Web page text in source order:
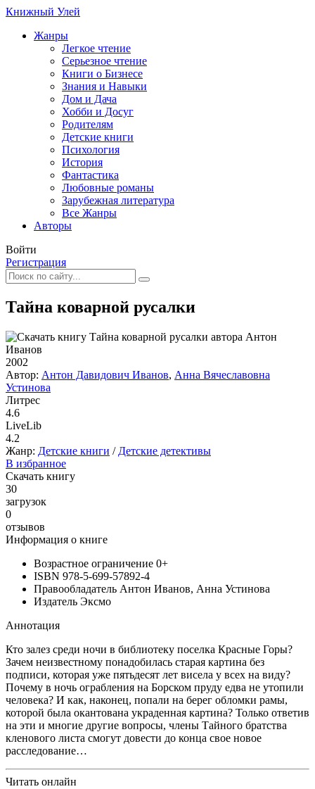
Книжный Улей
Жанры
Легкое чтение
Серьезное чтение
Книги о Бизнесе
Знания и Навыки
Дом и Дача
Хобби и Досуг
Родителям
Детские книги
Психология
История
Фантастика
Любовные романы
Зарубежная литература
Все Жанры
Авторы
Войти
Регистрация
Тайна коварной русалки
2002
Автор: Антон Давидович Иванов, Анна Вячеславовна
Устинова
Литрес
4.6
LiveLib
4.2
Жанр: Детские книги / Детские детективы
В избранное
Скачать книгу
30
загрузок
0
отзывов
Информация о книге
Возрастное ограничение 0+
ISBN 978-5-699-57892-4
Правообладатель Антон Иванов, Анна Устинова
Издатель Эксмо
Аннотация
Кто залез среди ночи в библиотеку поселка Красные Горы?
Зачем неизвестному понадобилась старая картина без
подписи, которая уже пятьдесят лет висела у всех на виду?
Почему в ночь ограбления на Борском пруду едва не утопили
человека? И как, наконец, попали на берег обломки рамы,
которой была окантована украденная картина? Только ответив
на эти и многие другие вопросы, члены Тайного братства
кленового листа смогут довести до конца свое новое
расследование…
Читать онлайн